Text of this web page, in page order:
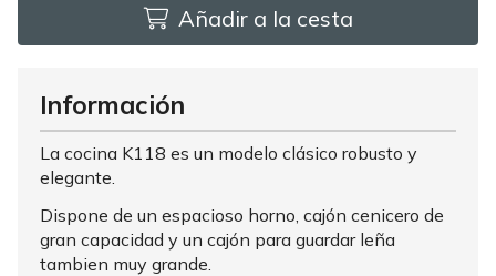
Añadir a la cesta
Información
La cocina K118 es un modelo clásico robusto y
elegante.
Dispone de un espacioso horno, cajón cenicero de
gran capacidad y un cajón para guardar leña
tambien muy grande.